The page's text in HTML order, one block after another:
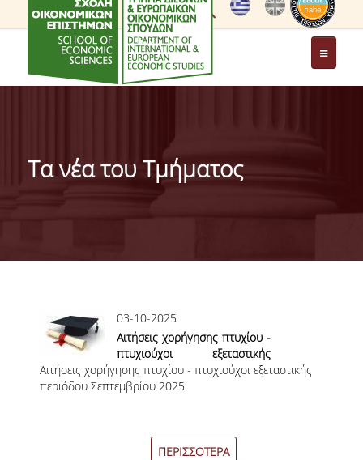
ΤΟ ΤΜΗΜΑ
ΓΕΝΙΚΕΣ ΠΛΗΡΟΦΟΡΙΕΣ
ΔΙΟΙΚΗΣΗ ΤΟΥ ΤΜΗΜΑΤΟΣ
TESTIMONIALS ΑΠΟΦΟΙΤΩΝ
ΑΝΘΡΩΠΙΝΟ ΔΥΝΑΜΙΚΟ
ΜΕΛΗ ΔΕΠ
Τα νέα του Τμήματος
03-10-2025
Αιτήσεις χορήγησης πτυχίου -
πτυχιούχοι εξεταστικής
περιόδου Σεπτεμβρίου 2025
Αιτήσεις χορήγησης πτυχίου - πτυχιούχοι εξεταστικής
περιόδου Σεπτεμβρίου 2025
ΠΕΡΙΣΣΟΤΕΡΑ